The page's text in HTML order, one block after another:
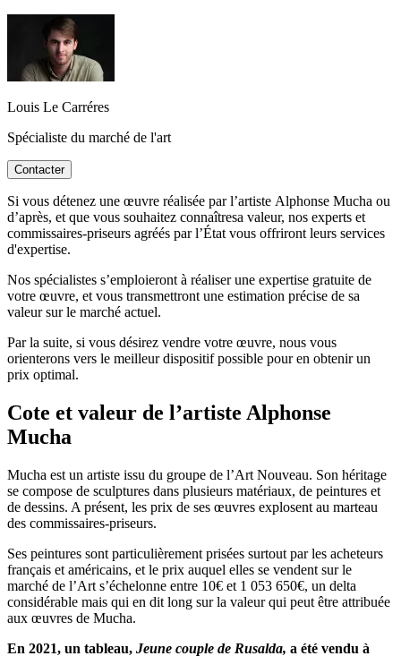
Louis Le Carréres
Spécialiste du marché de l'art
Contacter
Si vous détenez une œuvre réalisée par l’artiste Alphonse Mucha ou
d’après, et que vous souhaitez connaîtresa valeur, nos experts et
commissaires-priseurs agréés par l’État vous offriront leurs services
d'expertise.
Nos spécialistes s’emploieront à réaliser une expertise gratuite de
votre œuvre, et vous transmettront une estimation précise de sa
valeur sur le marché actuel.
Par la suite, si vous désirez vendre votre œuvre, nous vous
orienterons vers le meilleur dispositif possible pour en obtenir un
prix optimal.
Cote et valeur de l’artiste Alphonse
Mucha
Mucha est un artiste issu du groupe de l’Art Nouveau. Son héritage
se compose de sculptures dans plusieurs matériaux, de peintures et
de dessins. A présent, les prix de ses œuvres explosent au marteau
des commissaires-priseurs.
Ses peintures sont particulièrement prisées surtout par les acheteurs
français et américains, et le prix auquel elles se vendent sur le
marché de l’Art s’échelonne entre 10€ et 1 053 650€, un delta
considérable mais qui en dit long sur la valeur qui peut être attribuée
aux œuvres de Mucha.
En 2021, un tableau, Jeune couple de Rusalda, a été vendu à